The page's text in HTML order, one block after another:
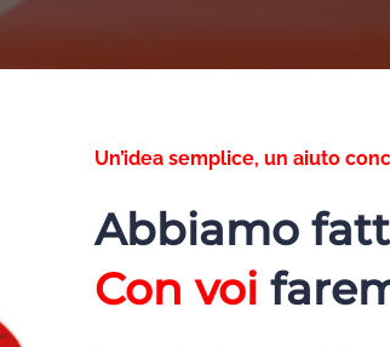
Un’idea semplice, un aiuto
Abbiamo
Con voi